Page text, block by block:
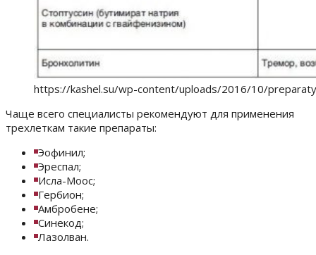
https://kashel.su/wp-content/uploads/2016/10/
Чаще всего специалисты рекомендуют для применения
трехлеткам такие препараты:
Эофинил;
Эреспал;
Исла-Моос;
Гербион;
Амбробене;
Синекод;
Лазолван.